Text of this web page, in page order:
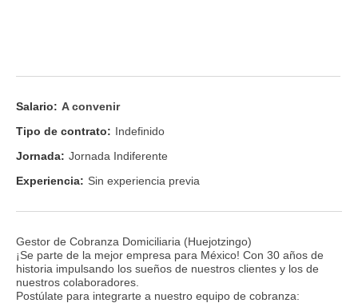
Salario: A convenir
Tipo de contrato: Indefinido
Jornada: Jornada Indiferente
Experiencia: Sin experiencia previa
Gestor de Cobranza Domiciliaria (Huejotzingo)
¡Se parte de la mejor empresa para México! Con 30 años de
historia impulsando los sueños de nuestros clientes y los de
nuestros colaboradores.
Postúlate para integrarte a nuestro equipo de cobranza: